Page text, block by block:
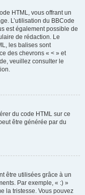
HTML, vous offrant un
L’utilisation du BBCode
est également possible de
de rédaction. Le
les balises sont
des chevrons « < » et
veuillez consulter le
du code HTML sur ce
être générée par du
être utilisées grâce à un
Par exemple, « :) »
la tristesse. Vous pouvez